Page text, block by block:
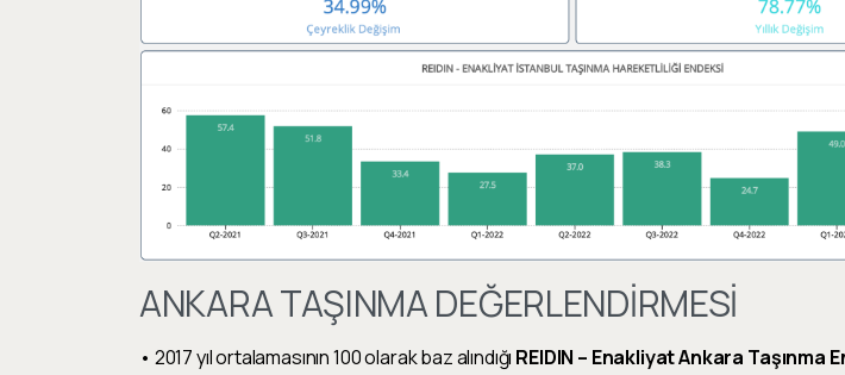
ANKARA TAŞINMA DEĞERLENDİRMESİ
• 2017 yıl ortalamasının 100 olarak baz alındığı REIDIN – Enakliyat Ankara Taşınma